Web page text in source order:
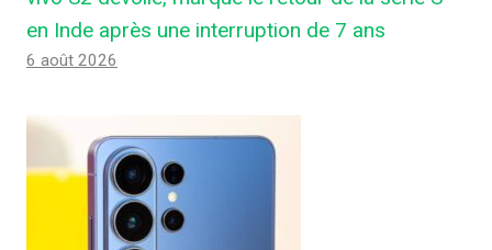
en Inde après une interruption de 7 ans
6 août 2026